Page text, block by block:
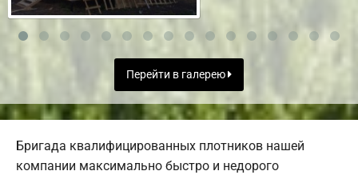
Перейти в галерею
Бригада квалифицированных плотников нашей
компании максимально быстро и недорого